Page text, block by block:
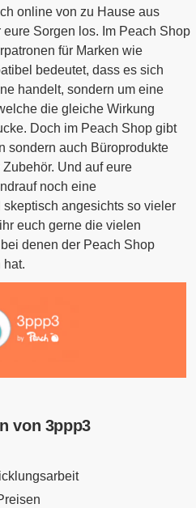
online von zu Hause aus
Sorgen los. Im Peach Shop
für Marken wie
bedeutet, dass es sich
handelt, sondern um eine
die gleiche Wirkung
Doch im Peach Shop gibt
sondern auch Büroprodukte
Und auf eure
noch eine
angesichts so vieler
euch gerne die vielen
denen der Peach Shop
hat.
von 3ppp3